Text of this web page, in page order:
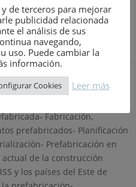
de prefabricación e
de edificios en España- La
y tipificación en
Fabricación,
prefabricados- Planificación
Prefabricación en
de la construcción
y los países del Este de
de terceros para mejorar
publicidad relacionada
el análisis de sus
navegando,
uso. Puede cambiar la
información.
Cookies Leer más